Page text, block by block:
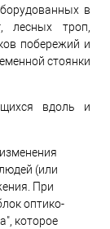
в
лесных троп,
побережий и
стоянки
вдоль и
(или
При
оптико-
которое